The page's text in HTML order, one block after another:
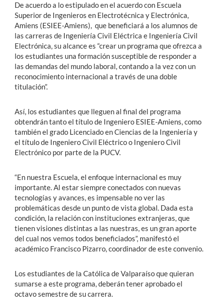
De acuerdo a lo estipulado en el acuerdo con Escuela
Superior de Ingenieros en Electrotécnica y Electrónica,
Amiens (ESIEE-Amiens), que beneficiará a los alumnos de
las carreras de Ingeniería Civil Eléctrica e Ingeniería Civil
Electrónica, su alcance es “crear un programa que ofrezca a
los estudiantes una formación susceptible de responder a
las demandas del mundo laboral, contando a la vez con un
reconocimiento internacional a través de una doble
titulación”.
Así, los estudiantes que lleguen al final del programa
obtendrán tanto el título de Ingeniero ESIEE-Amiens, como
también el grado Licenciado en Ciencias de la Ingeniería y
el título de Ingeniero Civil Eléctrico o Ingeniero Civil
Electrónico por parte de la PUCV.
“En nuestra Escuela, el enfoque internacional es muy
importante. Al estar siempre conectados con nuevas
tecnologías y avances, es impensable no ver las
problemáticas desde un punto de vista global. Dada esta
condición, la relación con instituciones extranjeras, que
tienen visiones distintas a las nuestras, es un gran aporte
del cual nos vemos todos beneficiados”, manifestó el
académico Francisco Pizarro, coordinador de este convenio.
Los estudiantes de la Católica de Valparaíso que quieran
sumarse a este programa, deberán tener aprobado el
octavo semestre de su carrera.